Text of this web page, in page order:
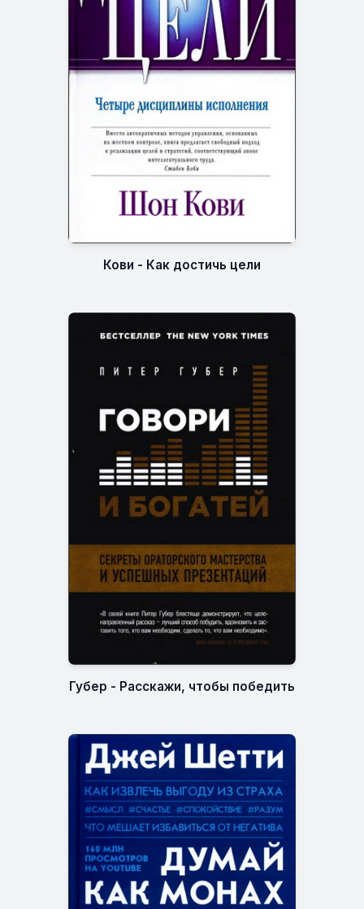
Кови - Как достичь цели
Губер - Расскажи, чтобы победить